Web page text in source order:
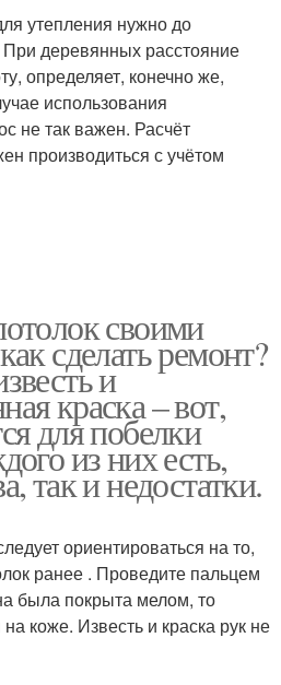
утепления нужно до
деревянных расстояние
определяет, конечно же,
использования
не так важен. Расчёт
производиться с учётом
своими
сделать ремонт?
и
краска – вот,
для побелки
из них есть,
так и недостатки.
ориентироваться на то,
ранее . Проведите пальцем
была покрыта мелом, то
коже. Известь и краска рук не